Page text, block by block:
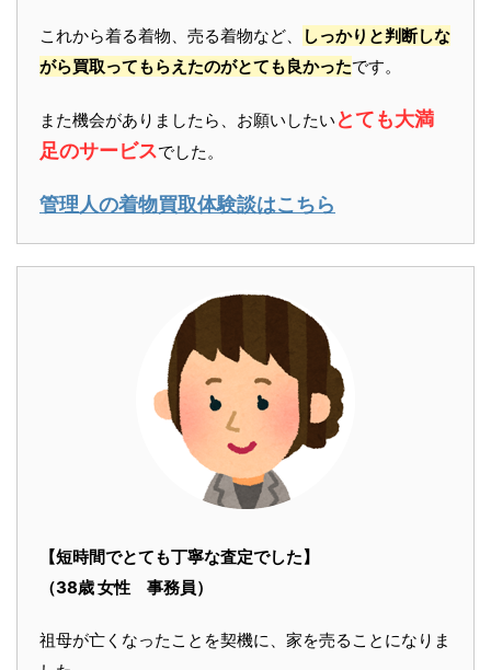
これから着る着物、売る着物など、
しっかりと判断しな
がら買取ってもらえたのがとても良かったです。
また機会がありましたら、お願いしたい とても大満
足のサービスでした。
管理人の着物買取体験談はこちら
【短時間でとても丁寧な査定でした】
（38歳 女性 事務員）
祖母が亡くなったことを契機に、家を売ることになりま